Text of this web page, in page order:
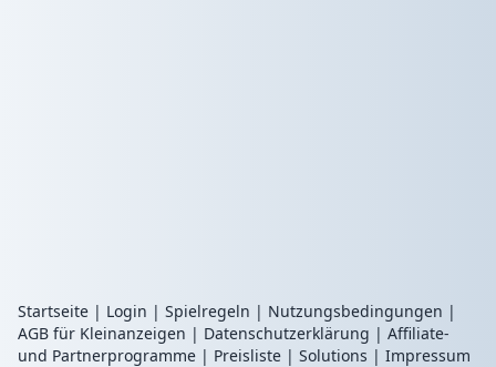
Startseite | Login | Spielregeln | Nutzungsbedingungen |
AGB für Kleinanzeigen | Datenschutzerklärung | Affiliate-
und Partnerprogramme | Preisliste | Solutions | Impressum